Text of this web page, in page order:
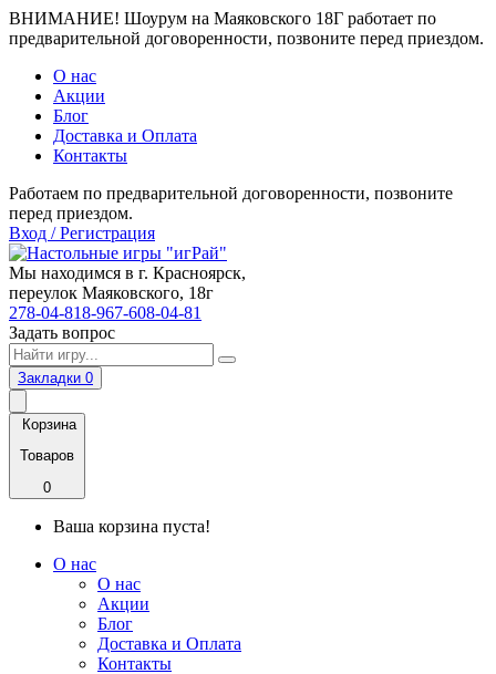
ВНИМАНИЕ! Шоурум на Маяковского 18Г работает по
предварительной договоренности, позвоните перед приездом.
О нас
Акции
Блог
Доставка и Оплата
Контакты
Работаем по предварительной договоренности, позвоните
перед приездом.
Вход / Регистрация
Мы находимся в г. Красноярск,
переулок Маяковского, 18г
278-04-818-967-608-04-81
Задать вопрос
Закладки 0
Корзина
Товаров
0
Ваша корзина пуста!
О нас
О нас
Акции
Блог
Доставка и Оплата
Контакты